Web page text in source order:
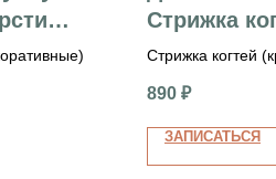
Стрижка
Стрижка когтей
890 ₽
ЗАПИСАТЬСЯ